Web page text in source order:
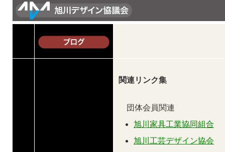
関連リンク集
団体会員関連
旭川家具工業協同組合
旭川工芸デザイン協会